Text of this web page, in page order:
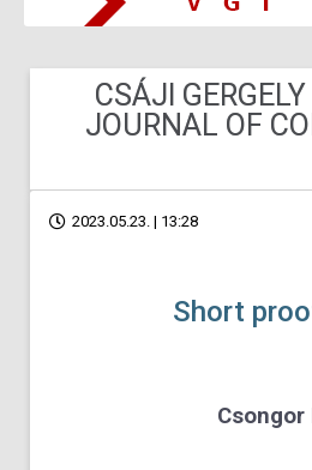
CSÁJI
JOURNAL OF
2023.05.23. | 13:28
Short
Csongor